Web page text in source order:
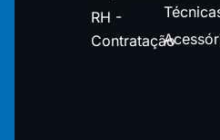
RH -
Contratação